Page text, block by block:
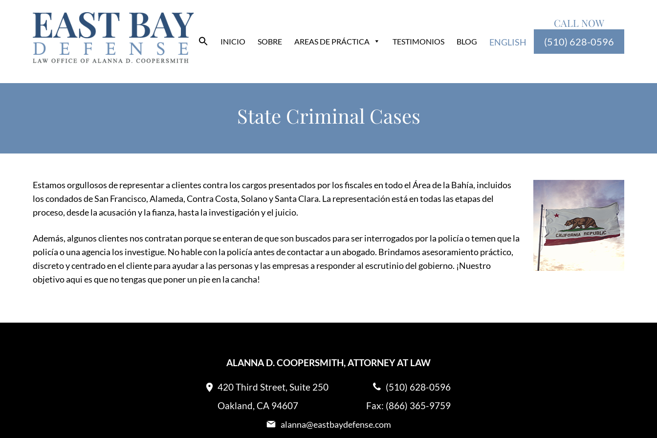
CALL NOW
(510) 628-0596
ENGLISH
INICIO SOBRE AREAS DE PRÁCTICA TESTIMONIOS BLOG
State Criminal Cases
Estamos orgullosos de representar a clientes contra los cargos presentados por los fiscales en todo el Área de la Bahía, incluidos
los condados de San Francisco, Alameda, Contra Costa, Solano y Santa Clara. La representación está en todas las etapas del
proceso, desde la acusación y la fianza, hasta la investigación y el juicio.
Además, algunos clientes nos contratan porque se enteran de que son buscados para ser interrogados por la policía o temen que la
policía o una agencia los investigue. No hable con la policía antes de contactar a un abogado. Brindamos asesoramiento práctico,
discreto y centrado en el cliente para ayudar a las personas y las empresas a responder al escrutinio del gobierno. ¡Nuestro
objetivo aqui es que no tengas que poner un pie en la cancha!
ALANNA D. COOPERSMITH, ATTORNEY AT LAW
420 Third Street, Suite 250
Oakland, CA 94607
(510) 628-0596
Fax: (866) 365-9759
alanna@eastbaydefense.com